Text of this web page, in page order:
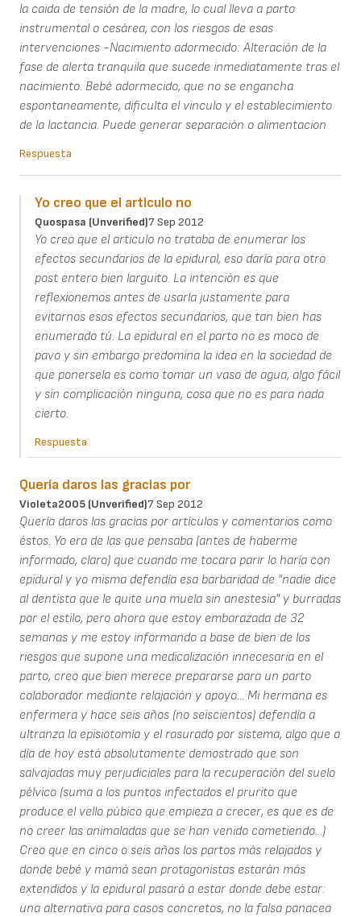
la caida de tensión de la madre, lo cual lleva a parto
instrumental o cesárea, con los riesgos de esas
intervenciones -Nacimiento adormecido: Alteración de la
fase de alerta tranquila que sucede inmediatamente tras el
nacimiento. Bebé adormecido, que no se engancha
espontaneamente, dificulta el vinculo y el establecimiento
de la lactancia. Puede generar separación o alimentacion
Respuesta
Yo creo que el articulo no
Quospasa (unverified)7 Sep 2012
Yo creo que el articulo no trataba de enumerar los
efectos secundarios de la epidural, eso daría para otro
post entero bien larguito. La intención es que
reflexionemos antes de usarla justamente para
evitarnos esos efectos secundarios, que tan bien has
enumerado tú. La epidural en el parto no es moco de
pavo y sin embargo predomina la idea en la sociedad de
que ponersela es como tomar un vaso de agua, algo fácil
y sin complicación ninguna, cosa que no es para nada
cierto.
Respuesta
Quería daros las gracias por
Violeta2005 (unverified)7 Sep 2012
Quería daros las gracias por artículos y comentarios como
éstos. Yo era de las que pensaba (antes de haberme
informado, claro) que cuando me tocara parir lo haría con
epidural y yo misma defendía esa barbaridad de "nadie dice
al dentista que le quite una muela sin anestesia" y burradas
por el estilo, pero ahora que estoy embarazada de 32
semanas y me estoy informando a base de bien de los
riesgos que supone una medicalización innecesaria en el
parto, creo que bien merece prepararse para un parto
colaborador mediante relajación y apoyo... Mi hermana es
enfermera y hace seis años (no seiscientos) defendía a
ultranza la episiotomía y el rasurado por sistema, algo que a
día de hoy está absolutamente demostrado que son
salvajadas muy perjudiciales para la recuperación del suelo
pélvico (suma a los puntos infectados el prurito que
produce el vello púbico que empieza a crecer, es que es de
no creer las animaladas que se han venido cometiendo...)
Creo que en cinco o seis años los partos más relajados y
donde bebé y mamá sean protagonistas estarán más
extendidos y la epidural pasará a estar donde debe estar:
una alternativa para casos concretos, no la falsa panacea